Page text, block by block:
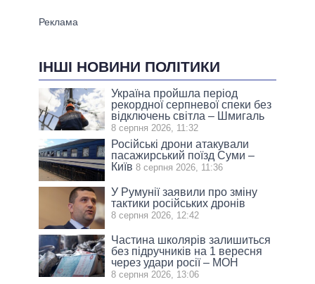
ІНШІ НОВИНИ ПОЛІТИКИ
Україна пройшла період
рекордної серпневої спеки без
відключень світла – Шмигаль
8 серпня 2026, 11:32
Російські дрони атакували
пасажирський поїзд Суми –
Київ 8 серпня 2026, 11:36
У Румунії заявили про зміну
тактики російських дронів
8 серпня 2026, 12:42
Частина школярів залишиться
без підручників на 1 вересня
через удари росії – МОН
8 серпня 2026, 13:06